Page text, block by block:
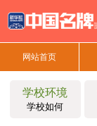
网站首页
学校环境
学校如何